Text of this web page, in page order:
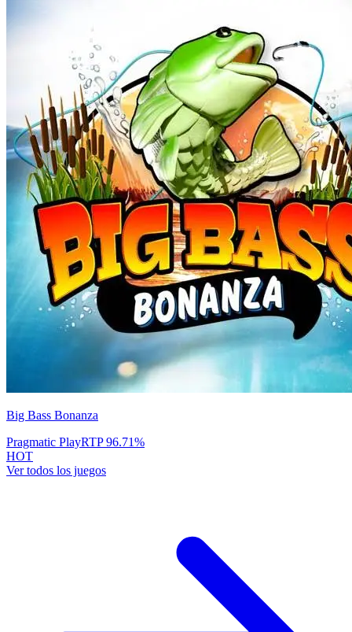
Big Bass Bonanza
Pragmatic PlayRTP96.71%
HOT
Ver todos los juegos